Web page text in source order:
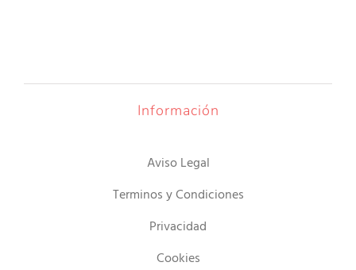
Información
Aviso Legal
Terminos y Condiciones
Privacidad
Cookies